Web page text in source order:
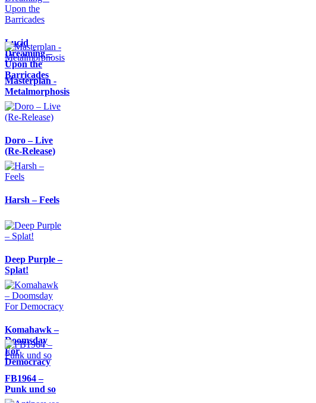
Lucid
Dreaming –
Upon the
Barricades
Masterplan -
Metalmorphosis
Doro – Live
(Re-Release)
Harsh – Feels
Deep Purple –
Splat!
Komahawk –
Doomsday
For
Democracy
FB1964 –
Punk und so